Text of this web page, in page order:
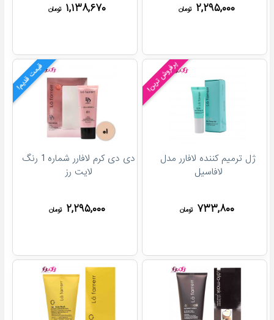
۲,۲۹۵,۰۰۰ تومان ۱,۱۳۸,۶۷۰ تومان
پرفروش ترین!
ژل ترمیم کننده لافارر مدل
لافاسیل
۷۳۳,۸۰۰ تومان
قیمت قدیم!
دی دی کرم لافارر شماره 1 رنگ
لایت رز
۲,۲۹۵,۰۰۰ تومان